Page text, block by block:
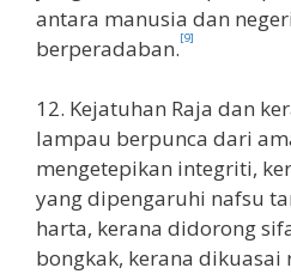
antara manusia dan
berperadaban.[9]
12. Kejatuhan Raja dan
lampau berpunca dari
mengetepikan integriti,
yang dipengaruhi nafsu
harta, kerana didorong
bongkak, kerana dikuasai